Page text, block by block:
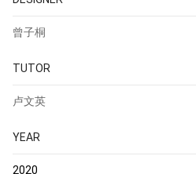
曾子桐
TUTOR
卢文英
YEAR
2020